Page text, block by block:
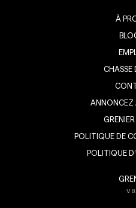
À
CHASSE
ANNONCEZ
POLITIQUE DE
POLITIQUE
V